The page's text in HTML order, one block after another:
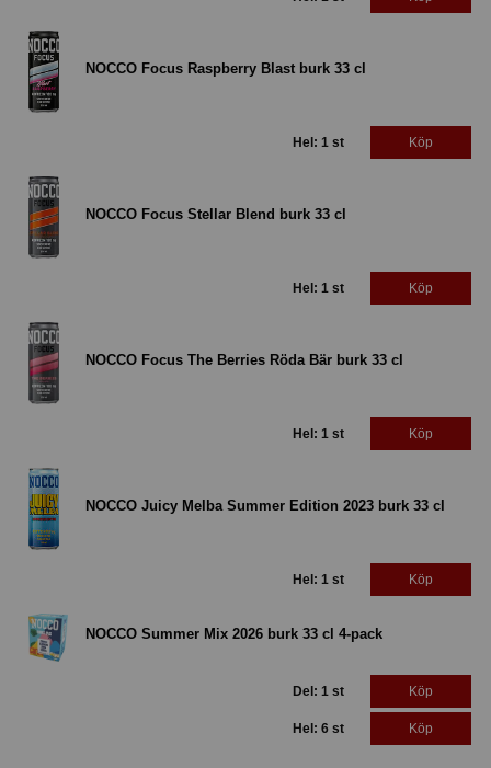
NOCCO Focus Raspberry Blast burk 33 cl
Hel: 1 st Köp
NOCCO Focus Stellar Blend burk 33 cl
Hel: 1 st Köp
NOCCO Focus The Berries Röda Bär burk 33 cl
Hel: 1 st Köp
NOCCO Juicy Melba Summer Edition 2023 burk 33 cl
Hel: 1 st Köp
NOCCO Summer Mix 2026 burk 33 cl 4-pack
Del: 1 st Köp
Hel: 6 st Köp